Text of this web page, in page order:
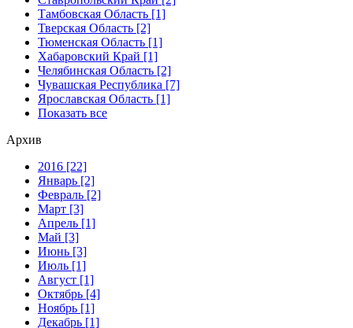
Тамбовская Область [1]
Тверская Область [2]
Тюменская Область [1]
Хабаровский Край [1]
Челябинская Область [2]
Чувашская Республика [7]
Ярославская Область [1]
Показать все
Архив
2016 [22]
Январь [2]
Февраль [2]
Март [3]
Апрель [1]
Май [3]
Июнь [3]
Июль [1]
Август [1]
Октябрь [4]
Ноябрь [1]
Декабрь [1]